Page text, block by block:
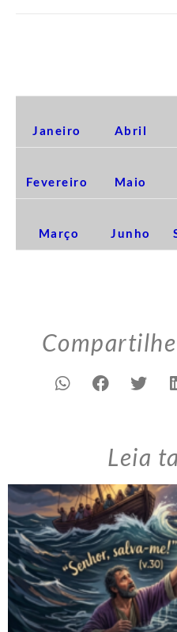
Janeiro Abril
Fevereiro Maio
Março Junho
Leia